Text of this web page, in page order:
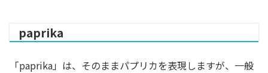
paprika
「paprika」は、そのままパプリカを表現しますが、一般